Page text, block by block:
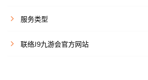
服务类型
联络J9九游会官方网站